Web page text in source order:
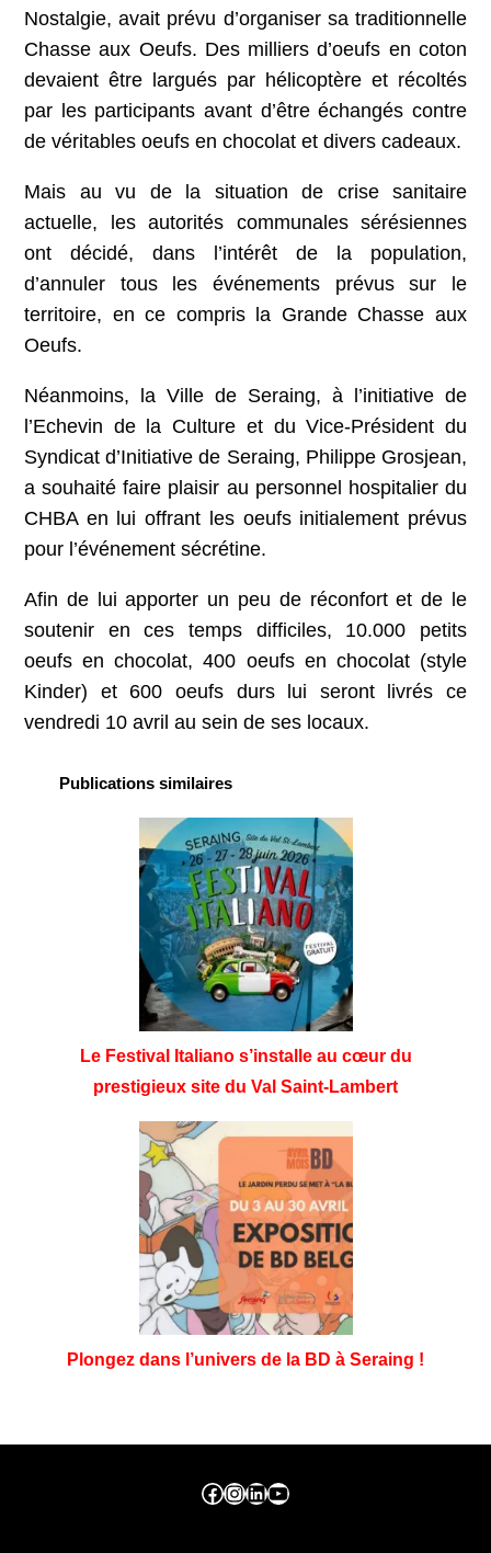
Nostalgie, avait prévu d’organiser sa traditionnelle
Chasse aux Oeufs. Des milliers d’oeufs en coton
devaient être largués par hélicoptère et récoltés
par les participants avant d’être échangés contre
de véritables oeufs en chocolat et divers cadeaux.
Mais au vu de la situation de crise sanitaire
actuelle, les autorités communales sérésiennes
ont décidé, dans l’intérêt de la population,
d’annuler tous les événements prévus sur le
territoire, en ce compris la Grande Chasse aux
Oeufs.
Néanmoins, la Ville de Seraing, à l’initiative de
l’Echevin de la Culture et du Vice-Président du
Syndicat d’Initiative de Seraing, Philippe Grosjean,
a souhaité faire plaisir au personnel hospitalier du
CHBA en lui offrant les oeufs initialement prévus
pour l’événement sécrétine.
Afin de lui apporter un peu de réconfort et de le
soutenir en ces temps difficiles, 10.000 petits
oeufs en chocolat, 400 oeufs en chocolat (style
Kinder) et 600 oeufs durs lui seront livrés ce
vendredi 10 avril au sein de ses locaux.
Publications similaires
Le Festival Italiano s’installe au cœur du
prestigieux site du Val Saint-Lambert
Plongez dans l’univers de la BD à Seraing !
Facebook ville de seraing Instragram ville de seraing linkedin – ville de seraing YouTube